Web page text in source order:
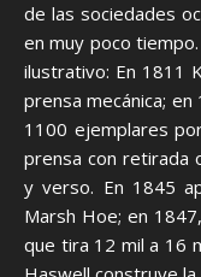
de las sociedades
en muy poco
ilustrativo: En 1811
prensa mecánica;
1100 ejemplares
prensa con retirada
y verso. En 1845
Marsh Hoe; en
que tira 12 mil a 16